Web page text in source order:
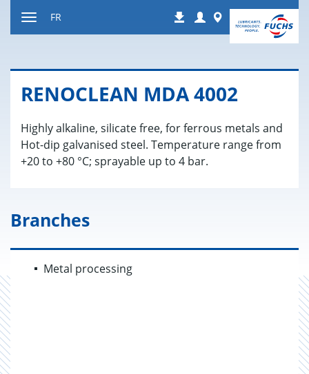
Téléchargements
Login Worldwide
FR
RENO­CLEAN MDA 4002
Highly alkaline, silicate free, for ferrous metals and
Hot-dip galvanised steel. Temperature range from
+20 to +80 °C; sprayable up to 4 bar.
Branches
Metal processing